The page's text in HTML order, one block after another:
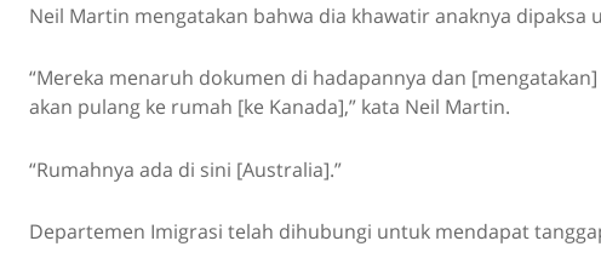
Neil Martin mengatakan bahwa dia khawatir anaknya dipaksa
“Mereka menaruh dokumen di hadapannya dan
akan pulang ke rumah [ke Kanada],” kata Neil Martin.
“Rumahnya ada di sini [Australia].”
Departemen Imigrasi telah dihubungi untuk mendapat